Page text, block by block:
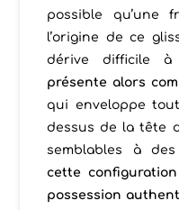
possible qu’une
l’origine de ce
dérive difficile à
présente alors
qui enveloppe
dessus de la tête
semblables à
cette
possession